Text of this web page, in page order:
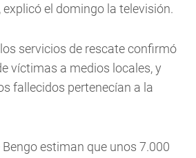
el domingo la televisión.
servicios de rescate confirmó
víctimas a medios locales, y
fallecidos pertenecían a la
estiman que unos 7.000